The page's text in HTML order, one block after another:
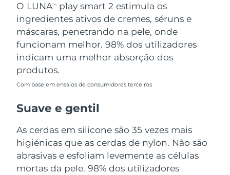
O LUNATM
play smart 2 estimula os
ingredientes ativos de cremes, séruns e
máscaras, penetrando na pele, onde
funcionam melhor. 98% dos utilizadores
indicam uma melhor absorção dos
produtos.
Com base em ensaios de consumidores terceiros
Suave e gentil
As cerdas em silicone são 35 vezes mais
higiénicas que as cerdas de nylon. Não são
abrasivas e esfoliam levemente as células
mortas da pele. 98% dos utilizadores
Tailândia
Turquia Entrega prevista
Emirados Árabes
Unidos
Uzbequistão Entrega prevista8/15/26
Vietnã Entrega prevista